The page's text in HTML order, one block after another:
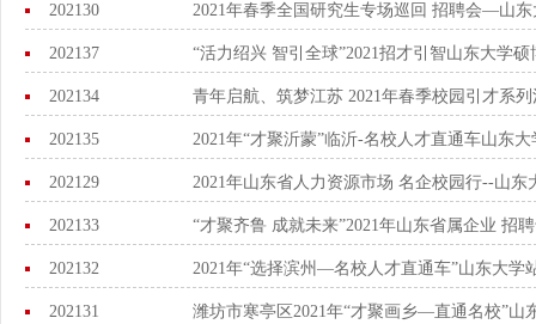
202130 2021年春季全国研究生专场巡回 招聘会—山东
202137 “活力绍兴 智引全球”2021招才引智山东大学
202134 青年启航、筑梦江苏 2021年春季校园引才系
202135 2021年“才聚沂蒙”临沂-名校人才直通车山东
202129 2021年山东省人力资源市场 名企校园行--山东
202133 “才聚齐鲁 成就未来”2021年山东省属企业 招
202132 2021年“选择滨州—名校人才直通车”山东大学
202131 潍坊市寒亭区2021年“才聚画乡—直通名校”山